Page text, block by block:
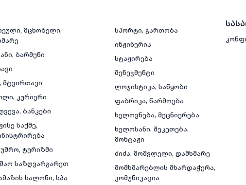
მცხობელი,
ბარმენი
მტვირთავი
კურიერი
ბანკები
საქმე,
ტურიზმი
საზღვარგარეთ
სალონი, სპა
სპორტი, გართობა
ინჟინერია
სტაჟირება
მენეჯმენტი
ლოჯისტიკა, საწყობი
ფაბრიკა, წარმოება
ხელოვნება, მეცნიერება
ხელოსანი, შეკეთება,
მონტაჟი
ძიძა, მომვლელი, დამხმარე
მომხმარებლის მხარდაჭერა,
კომუნიკაცია